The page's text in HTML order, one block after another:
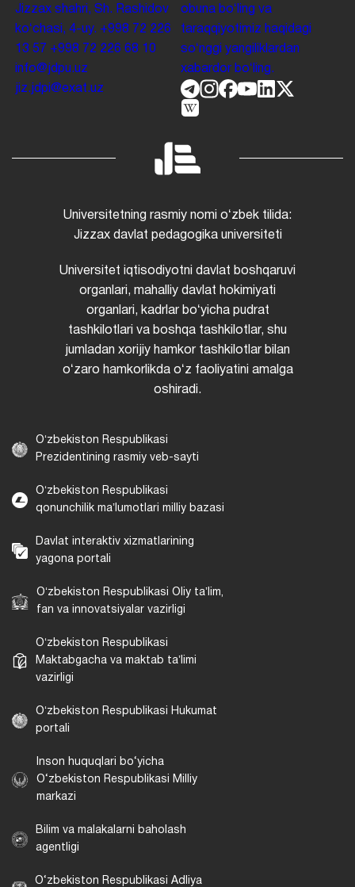
Jizzax shahri, Sh. Rashidov
koʻchasi, 4-uy. +998 72 226
13 57 +998 72 226 68 10
info@jdpu.uz
jiz.jdpi@exat.uz
obuna boʻling va
taraqqiyotimiz haqidagi
soʻnggi yangiliklardan
xabardor boʻling.
Universitetning rasmiy nomi oʻzbek tilida:
Jizzax davlat pedagogika universiteti
Universitet iqtisodiyotni davlat boshqaruvi
organlari, mahalliy davlat hokimiyati
organlari, kadrlar boʻyicha pudrat
tashkilotlari va boshqa tashkilotlar, shu
jumladan xorijiy hamkor tashkilotlar bilan
oʻzaro hamkorlikda oʻz faoliyatini amalga
oshiradi.
Oʻzbekiston Respublikasi
Prezidentining rasmiy veb-sayti
Oʻzbekiston Respublikasi
qonunchilik maʼlumotlari milliy bazasi
Davlat interaktiv xizmatlarining
yagona portali
Oʻzbekiston Respublikasi Oliy taʼlim,
fan va innovatsiyalar vazirligi
Oʻzbekiston Respublikasi
Maktabgacha va maktab taʼlimi
vazirligi
Oʻzbekiston Respublikasi Hukumat
portali
Inson huquqlari bo‘yicha
O‘zbekiston Respublikasi Milliy
markazi
Bilim va malakalarni baholash
agentligi
O‘zbekiston Respublikasi Adliya